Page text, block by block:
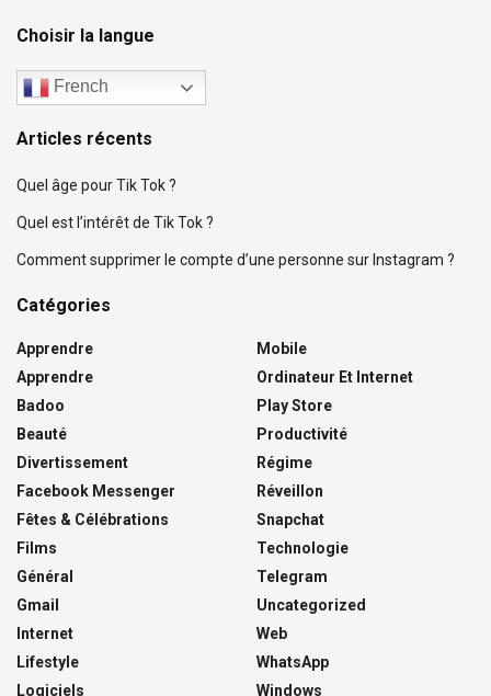
Choisir la langue
French
Articles récents
Quel âge pour Tik Tok ?
Quel est l’intérêt de Tik Tok ?
Comment supprimer le compte d’une personne sur Instagram ?
Catégories
Apprendre
Apprendre
Badoo
Beauté
Divertissement
Facebook Messenger
Fêtes & Célébrations
Films
Général
Gmail
Internet
Lifestyle
Logiciels
Mobile
Ordinateur Et Internet
Play Store
Productivité
Régime
Réveillon
Snapchat
Technologie
Telegram
Uncategorized
Web
WhatsApp
Windows